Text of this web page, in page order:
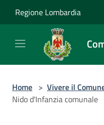
Regione Lombardia
Home > Vivere il
Nido d'Infanzia comunale